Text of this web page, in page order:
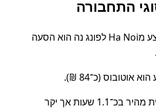
התחבורה
המסלול הקצר בממוצע מHa Noi לפונג נה הוא הסעה
אוטובוס (כ־84 ₪).
שימו לב: הסעה פרטית מהיר בכ־1.1 שעות אך יקר